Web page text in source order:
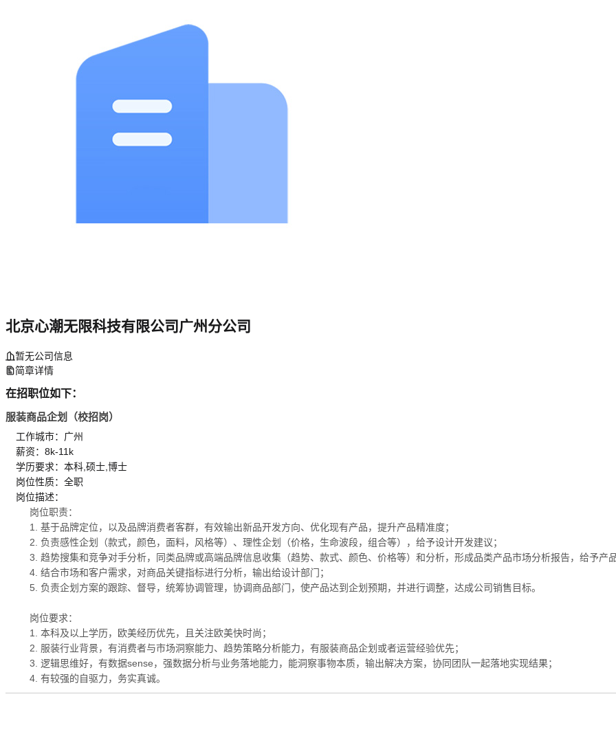
北京心潮无限科技有限公司广州分公司
暂无公司信息
简章详情
在招职位如下：
服装商品企划（校招岗）
工作城市：广州
薪资：8k-11k
学历要求：本科,硕士,博士
岗位性质：全职
岗位描述：
岗位职责：
1. 基于品牌定位，以及品牌消费者客群，有效输出新品开发方向、优化现有产品，提升产品精准度；
2. 负责感性企划（款式，颜色，面料，风格等）、理性企划（价格，生命波段，组合等），给予设计开发建议；
3. 趋势搜集和竞争对手分析，同类品牌或高端品牌信息收集（趋势、款式、颜色、价格等）和分析，形成品类产品市场分析报告，给予产品
4. 结合市场和客户需求，对商品关键指标进行分析，输出给设计部门；
5. 负责企划方案的跟踪、督导，统筹协调管理，协调商品部门，使产品达到企划预期，并进行调整，达成公司销售目标。
岗位要求：
1. 本科及以上学历，欧美经历优先，且关注欧美快时尚；
2. 服装行业背景，有消费者与市场洞察能力、趋势策略分析能力，有服装商品企划或者运营经验优先；
3. 逻辑思维好，有数据sense，强数据分析与业务落地能力，能洞察事物本质，输出解决方案，协同团队一起落地实现结果；
4. 有较强的自驱力，务实真诚。